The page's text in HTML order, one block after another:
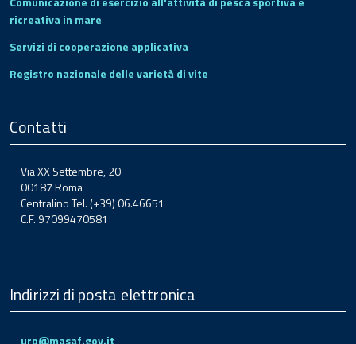
ricreativa in mare
Servizi di cooperazione applicativa
Registro nazionale delle varietà di vite
Contatti
Via XX Settembre, 20
00187 Roma
Centralino Tel. (+39) 06.46651
C.F. 97099470581
Indirizzi di posta elettronica
urp@masaf.gov.it